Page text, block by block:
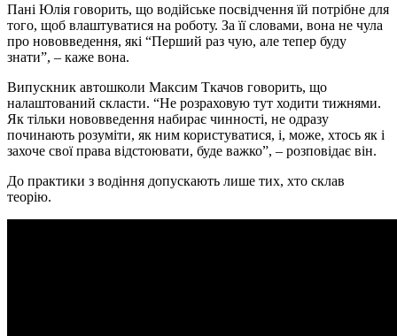
Пані Юлія говорить, що водійське посвідчення їй потрібне для
того, щоб влаштуватися на роботу. За її словами, вона не чула
про нововведення, які “Перший раз чую, але тепер буду
знати”, – каже вона.
Випускник автошколи Максим Ткачов говорить, що
налаштований скласти. “Не розраховую тут ходити тижнями.
Як тільки нововведення набирає чинності, не одразу
починають розуміти, як ним користуватися, і, може, хтось як і
захоче свої права відстоювати, буде важко”, – розповідає він.
До практики з водіння допускають лише тих, хто склав
теорію.